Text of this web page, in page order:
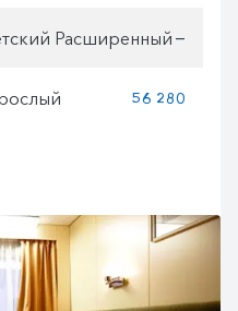
Расширенный —
56 280